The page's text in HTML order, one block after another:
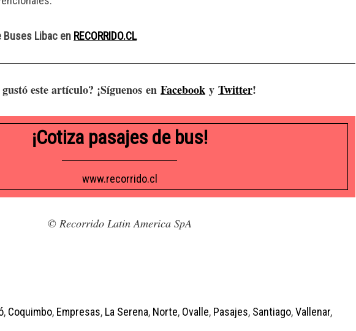
Buses Libac en RECORRIDO.CL
gustó este artículo? ¡Síguenos en Facebook y Twitter!
¡Cotiza pasajes de bus!
www.recorrido.cl
© Recorrido Latin America SpA
, Coquimbo, Empresas, La Serena, Norte, Ovalle, Pasajes, Santiago,Vallenar,